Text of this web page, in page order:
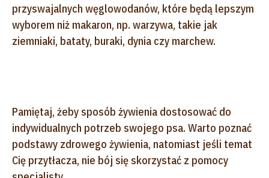
przyswajalnych węglowodanów, które będą lepszym
wyborem niż makaron, np. warzywa, takie jak
ziemniaki, bataty, buraki, dynia czy marchew.
Pamiętaj, żeby sposób żywienia dostosować do
indywidualnych potrzeb swojego psa. Warto poznać
podstawy zdrowego żywienia, natomiast jeśli temat
Cię przytłacza, nie bój się skorzystać z pomocy